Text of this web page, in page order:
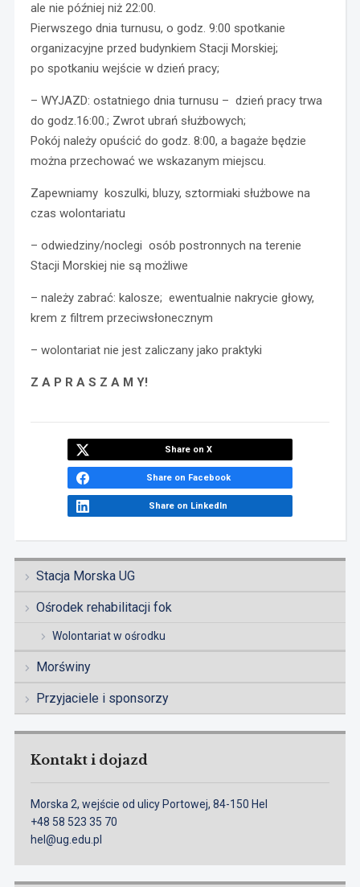
Stacja Morska UG
Ośrodek rehabilitacji fok
Wolontariat w ośrodku
Morświny
Przyjaciele i sponsorzy
Kontakt i dojazd
Morska 2, wejście od ulicy Portowej, 84-150 Hel
+48 58 523 35 70
hel@ug.edu.pl
ale nie później niż 22:00.
Pierwszego dnia turnusu, o godz. 9:00 spotkanie
organizacyjne przed budynkiem Stacji Morskiej;
po spotkaniu wejście w dzień pracy;
– WYJAZD: ostatniego dnia turnusu – dzień pracy trwa
do godz.16:00.; Zwrot ubrań służbowych;
Pokój należy opuścić do godz. 8:00, a bagaże będzie
można przechować we wskazanym miejscu.
Zapewniamy koszulki, bluzy, sztormiaki służbowe na
czas wolontariatu
– odwiedziny/noclegi osób postronnych na terenie
Stacji Morskiej nie są możliwe
– należy zabrać: kalosze; ewentualnie nakrycie głowy,
krem z filtrem przeciwsłonecznym
– wolontariat nie jest zaliczany jako praktyki
Z A P R A S Z A M Y!
Share on X
Share on Facebook
Share on LinkedIn